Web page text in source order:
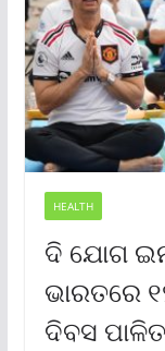
HEALTH
ଦି ଯୋଗ
ଭାରତରେ
ଦିବସ ପାଳିତ